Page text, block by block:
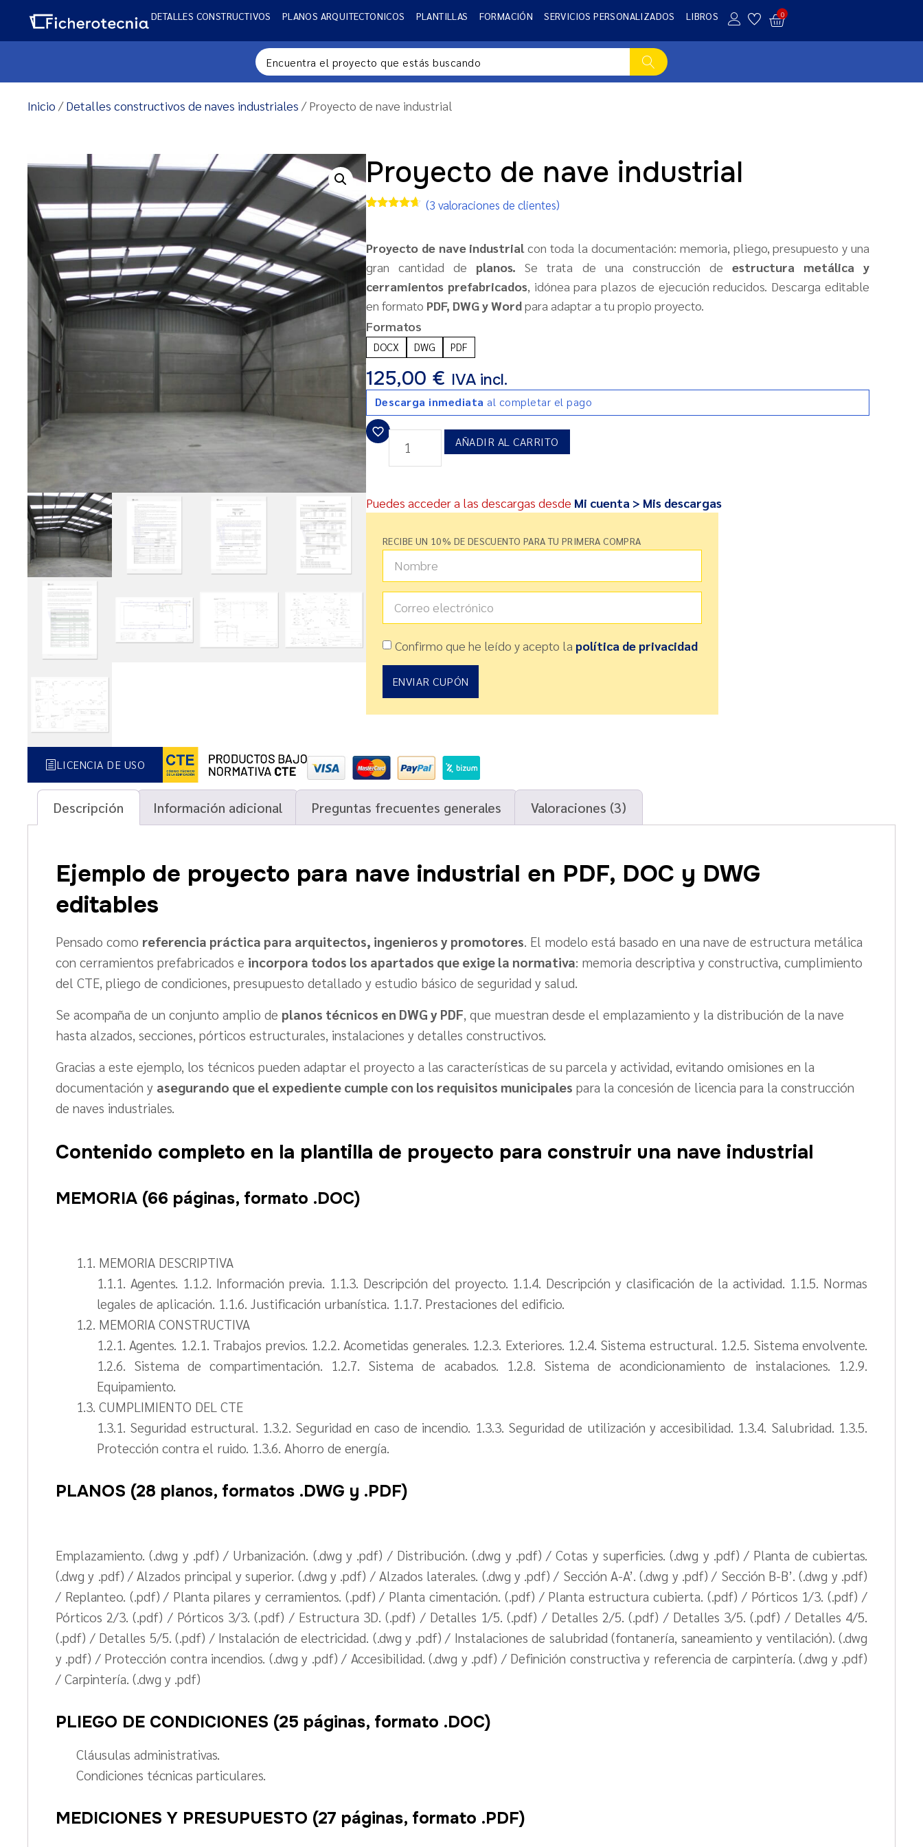
DETALLES CONSTRUCTIVOS PLANOS ARQUITECTONICOS PLANTILLAS FORMACIÓN SERVICIOS PERSONALIZADOS LIBROS 0
Inicio /Detalles constructivos de naves industriales / Proyecto de nave industrial
Proyecto de nave industrial
con
de 5 en
base a
valoraciones
de
clientes
(3 valoraciones de clientes)
Proyecto de nave industrialcon toda la documentación: memoria, pliego, presupuesto y una
gran cantidad de planos.Se trata de una construcción de estructura metálica y
cerramientos prefabricados, idónea para plazos de ejecución reducidos. Descarga editable
en formato PDF, DWG y Wordpara adaptar a tu propio proyecto.
Formatos
DOCX DWG PDF
125,00 € IVA incl.
Descarga inmediata al completar el pago
AÑADIR AL CARRITO
Puedes acceder a las descargas desde Mi cuenta > Mis descargas
RECIBE UN 10% DE DESCUENTO PARA TU PRIMERA COMPRA
Confirmo que he leído y acepto la política de privacidad
ENVIAR CUPÓN
LICENCIA DE USO
Descripción Información adicional Preguntas frecuentes generales Valoraciones (3)
Ejemplo de proyecto para nave industrial en PDF, DOC y DWG
editables
Pensado como referencia práctica para arquitectos, ingenieros y promotores . El modelo está basado en una nave de estructura metálica
con cerramientos prefabricados e incorpora todos los apartados que exige la normativa: memoria descriptiva y constructiva, cumplimiento
del CTE, pliego de condiciones, presupuesto detallado y estudio básico de seguridad y salud.
Se acompaña de un conjunto amplio de planos técnicos en DWG y PDF , que muestran desde el emplazamiento y la distribución de la nave
hasta alzados, secciones, pórticos estructurales, instalaciones y detalles constructivos.
Gracias a este ejemplo, los técnicos pueden adaptar el proyecto a las características de su parcela y actividad, evitando omisiones en la
documentación y asegurando que el expediente cumple con los requisitos municipales para la concesión de licencia para la construcción
de naves industriales.
Contenido completo en la plantilla de proyecto para construir una nave industrial
MEMORIA (66 páginas, formato .DOC)
1.1. MEMORIA DESCRIPTIVA
1.1.1. Agentes. 1.1.2. Información previa. 1.1.3. Descripción del proyecto. 1.1.4. Descripción y clasificación de la actividad. 1.1.5. Normas
legales de aplicación. 1.1.6. Justificación urbanística. 1.1.7. Prestaciones del edificio.
1.2. MEMORIA CONSTRUCTIVA
1.2.1. Agentes. 1.2.1. Trabajos previos. 1.2.2. Acometidas generales. 1.2.3. Exteriores. 1.2.4. Sistema estructural. 1.2.5. Sistema envolvente.
1.2.6. Sistema de compartimentación. 1.2.7. Sistema de acabados. 1.2.8. Sistema de acondicionamiento de instalaciones. 1.2.9.
Equipamiento.
1.3. CUMPLIMIENTO DEL CTE
1.3.1. Seguridad estructural. 1.3.2. Seguridad en caso de incendio. 1.3.3. Seguridad de utilización y accesibilidad. 1.3.4. Salubridad. 1.3.5.
Protección contra el ruido. 1.3.6. Ahorro de energía.
PLANOS (28 planos, formatos .DWG y .PDF)
Emplazamiento. (.dwg y .pdf) / Urbanización. (.dwg y .pdf) / Distribución. (.dwg y .pdf) / Cotas y superficies. (.dwg y .pdf) / Planta de cubiertas.
(.dwg y .pdf) / Alzados principal y superior. (.dwg y .pdf) / Alzados laterales. (.dwg y .pdf) / Sección A-A’. (.dwg y .pdf) / Sección B-B’. (.dwg y .pdf)
/ Replanteo. (.pdf) / Planta pilares y cerramientos. (.pdf) / Planta cimentación. (.pdf) / Planta estructura cubierta. (.pdf) / Pórticos 1/3. (.pdf) /
Pórticos 2/3. (.pdf) / Pórticos 3/3. (.pdf) / Estructura 3D. (.pdf) / Detalles 1/5. (.pdf) / Detalles 2/5. (.pdf) / Detalles 3/5. (.pdf) / Detalles 4/5.
(.pdf) / Detalles 5/5. (.pdf) / Instalación de electricidad. (.dwg y .pdf) / Instalaciones de salubridad (fontanería, saneamiento y ventilación). (.dwg
y .pdf) / Protección contra incendios. (.dwg y .pdf) / Accesibilidad. (.dwg y .pdf) / Definición constructiva y referencia de carpintería. (.dwg y .pdf)
/ Carpintería. (.dwg y .pdf)
PLIEGO DE CONDICIONES (25 páginas, formato .DOC)
Cláusulas administrativas.
Condiciones técnicas particulares.
MEDICIONES Y PRESUPUESTO (27 páginas, formato .PDF)